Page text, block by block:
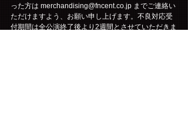
った方は merchandising@fncent.co.jp までご連絡い
ただけますよう、お願い申し上げます。不良対応受
付期間は全公演終了後より2週間とさせていただきま